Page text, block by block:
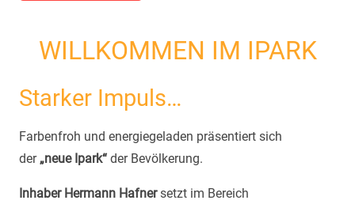
WILLKOMMEN IM IPARK
Starker Impuls…
Farbenfroh und energiegeladen präsentiert sich
der „neue Ipark“ der Bevölkerung.
Inhaber Hermann Hafnersetzt im Bereich